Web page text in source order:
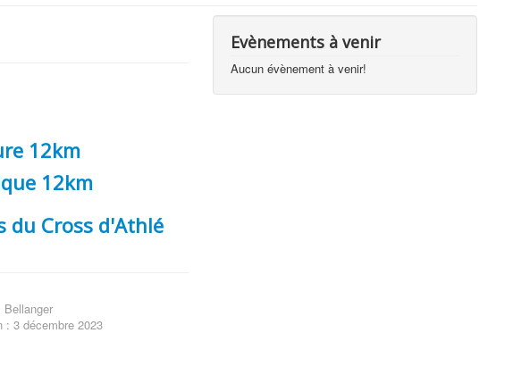
12km
12km
du Cross d'Athlé
: 3 décembre 2023
Evènements à venir
Aucun évènement à venir!